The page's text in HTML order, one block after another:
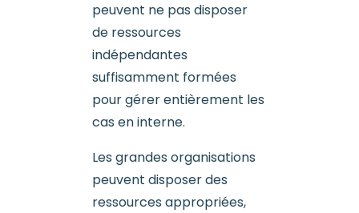
peuvent ne pas disposer
de ressources
indépendantes
suffisamment formées
pour gérer entièrement les
cas en interne.
Les grandes organisations
peuvent disposer des
ressources appropriées,